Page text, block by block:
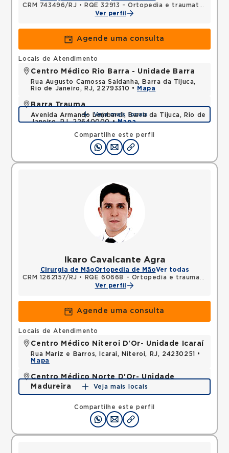
CRM 743496/RJ • RQE 32913 - Ortopedia e traumatologia
Ver perfil
Agende uma consulta
Compartilhe este perfil
Locais de Atendimento
Centro Médico Rio Barra - Unidade Barra
Rua Augusto Camossa Saldanha, Barra da Tijuca,
Rio de Janeiro, RJ, 22793310 •
Mapa
Barra Trauma
Avenida Armando Lombardi, Barra da Tijuca, Rio de
Janeiro, RJ, 22640000 •Mapa
Veja mais locais
Ikaro Cavalcante Agra
Cirurgia de MãoOrtopedia de MãoVer todas
CRM 1262157/RJ •
RQE 60668 - Ortopedia e traumatologia
Ver perfil
Agende uma consulta
Compartilhe este perfil
Locais de Atendimento
Centro Médico Niteroi D'Or- Unidade Icaraí
Rua Mariz e Barros, Icarai, Niteroi, RJ, 24230251 •
Mapa
Centro Médico Norte D'Or- Unidade
Madureira
Rua Soares Caldeira, Madureira, Rio de Janeiro, RJ,
Mapa
Veja mais locais